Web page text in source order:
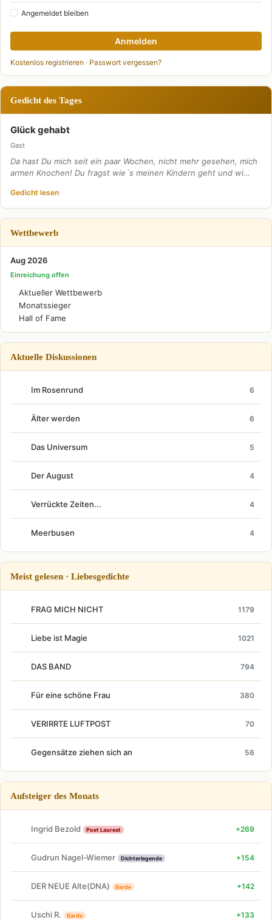
Angemeldet bleiben
Anmelden
Kostenlos registrieren · Passwort vergessen?
Gedicht des Tages
Glück gehabt
Gast
Da hast Du mich seit ein paar Wochen, nicht mehr gesehen, mich
armen Knochen! Du fragst wie´s meinen Kindern geht und wi…
Gedicht lesen
Wettbewerb
Aug 2026
Einreichung offen
Aktueller Wettbewerb
Monatssieger
Hall of Fame
Aktuelle Diskussionen
Im Rosenrund 6
Älter werden 6
Das Universum 5
Der August 4
Verrückte Zeiten... 4
Meerbusen 4
Meist gelesen · Liebesgedichte
FRAG MICH NICHT 1179
Liebe ist Magie 1021
DAS BAND 794
Für eine schöne Frau 380
VERIRRTE LUFTPOST 70
Gegensätze ziehen sich an 56
Aufsteiger des Monats
Ingrid Bezold Poet Laureat +269
Gudrun Nagel-Wiemer Dichterlegende +154
DER NEUE Alte(DNA) Barde +142
Uschi R. Barde +133